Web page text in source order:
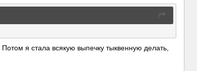
Потом я стала всякую выпечку тыквенную делать,